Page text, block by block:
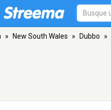
» New South Wales » Dubbo »